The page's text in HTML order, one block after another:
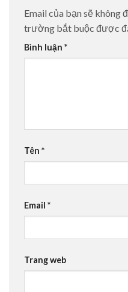
Email của bạn sẽ không
trường bắt buộc được
Bình luận *
Tên *
Email *
Trang web